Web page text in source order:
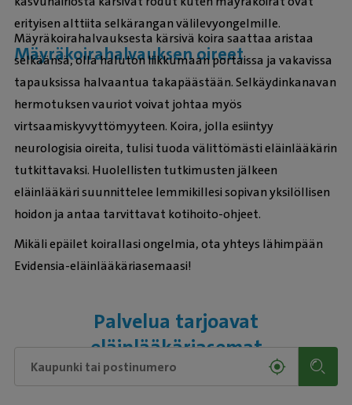
erityisen alttiita selkärangan välilevyongelmille.
Mäyräkoirahalvauksen oireet
Mäyräkoirahalvauksesta kärsivä koira saattaa aristaa
selkäänsä, olla haluton liikkumaan portaissa ja vakavissa
tapauksissa halvaantua takapäästään. Selkäydinkanavan
hermotuksen vauriot voivat johtaa myös
virtsaamiskyvyttömyyteen. Koira, jolla esiintyy
neurologisia oireita, tulisi tuoda välittömästi eläinlääkärin
tutkittavaksi. Huolellisten tutkimusten jälkeen
eläinlääkäri suunnittelee lemmikillesi sopivan yksilöllisen
hoidon ja antaa tarvittavat kotihoito-ohjeet.
Mikäli epäilet koirallasi ongelmia, ota yhteys lähimpään
Evidensia-eläinlääkäriasemaasi!
Palvelua tarjoavat
eläinlääkäriasemat